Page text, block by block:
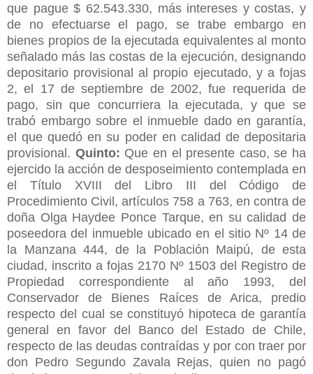
que pague $ 62.543.330, más intereses y costas, y
de no efectuarse el pago, se trabe embargo en
bienes propios de la ejecutada equivalentes al monto
señalado más las costas de la ejecución, designando
depositario provisional al propio ejecutado, y a fojas
2, el 17 de septiembre de 2002, fue requerida de
pago, sin que concurriera la ejecutada, y que se
trabó embargo sobre el inmueble dado en garantía,
el que quedó en su poder en calidad de depositaria
provisional. Quinto: Que en el presente caso, se ha
ejercido la acción de desposeimiento contemplada en
el Título XVIII del Libro III del Código de
Procedimiento Civil, artículos 758 a 763, en contra de
doña Olga Haydee Ponce Tarque, en su calidad de
poseedora del inmueble ubicado en el sitio Nº 14 de
la Manzana 444, de la Población Maipú, de esta
ciudad, inscrito a fojas 2170 Nº 1503 del Registro de
Propiedad correspondiente al año 1993, del
Conservador de Bienes Raíces de Arica, predio
respecto del cual se constituyó hipoteca de garantía
general en favor del Banco del Estado de Chile,
respecto de las deudas contraídas y por con traer por
don Pedro Segundo Zavala Rejas, quien no pagó